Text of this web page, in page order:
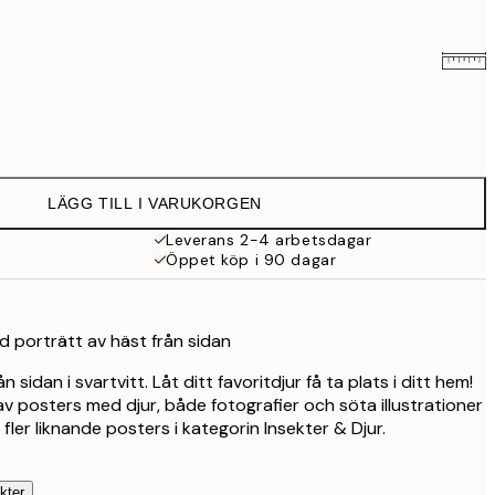
LÄGG TILL I VARUKORGEN
Leverans 2-4 arbetsdagar
Öppet köp i 90 dagar
porträtt av häst från sidan
sidan i svartvitt. Låt ditt favoritdjur få ta plats i ditt hem!
posters med djur, både fotografier och söta illustrationer
liknande posters i kategorin Insekter & Djur.